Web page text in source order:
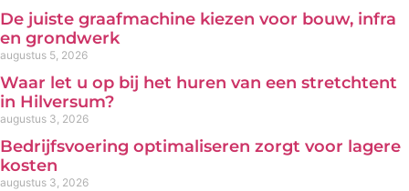
De juiste graafmachine kiezen voor bouw, infra
en grondwerk
augustus 5, 2026
Waar let u op bij het huren van een stretchtent
in Hilversum?
augustus 3, 2026
Bedrijfsvoering optimaliseren zorgt voor lagere
kosten
augustus 3, 2026